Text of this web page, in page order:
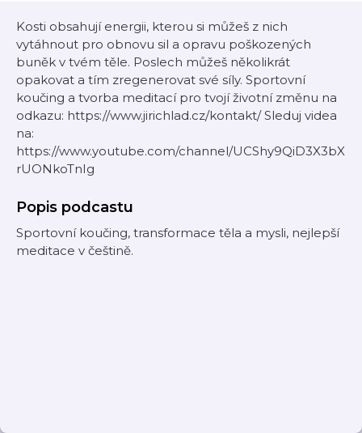
Kosti obsahují energii, kterou si můžeš z nich
vytáhnout pro obnovu sil a opravu poškozených
buněk v tvém těle. Poslech můžeš několikrát
opakovat a tím zregenerovat své síly. Sportovní
koučing a tvorba meditací pro tvojí životní změnu na
odkazu: https://www.jirichlad.cz/kontakt/ Sleduj videa
na:
https://www.youtube.com/channel/UCShy9QiD3X3bX
rUONkoTnIg
Popis podcastu
Sportovní koučing, transformace těla a mysli, nejlepší
meditace v češtině.